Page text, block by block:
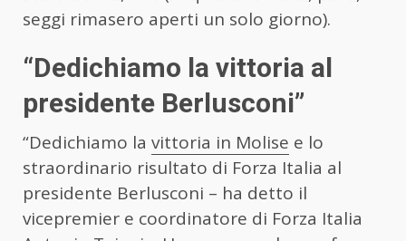
seggi rimasero aperti un solo giorno).
“Dedichiamo la vittoria al
presidente Berlusconi”
“Dedichiamo la vittoria in Molise e lo
straordinario risultato di Forza Italia al
presidente Berlusconi – ha detto il
vicepremier e coordinatore di Forza Italia